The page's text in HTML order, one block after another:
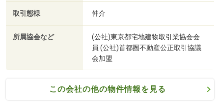
取引態様 仲介
所属協会など
(公社)東京都宅地建物取引業協会会
員 (公社)首都圏不動産公正取引協議
会加盟
この会社の他の物件情報を見る